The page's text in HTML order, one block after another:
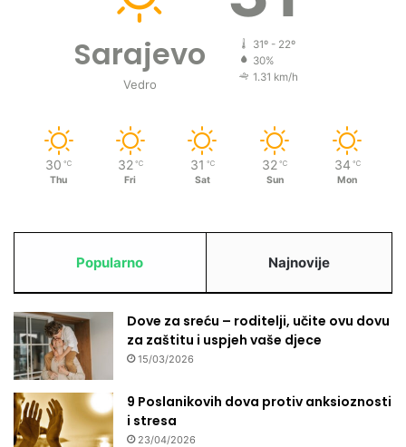
Sarajevo
Vedro
31º - 22º
30%
1.31 km/h
30 ℃
Thu
32 ℃
Fri
31 ℃
Sat
32 ℃
Sun
34 ℃
Mon
Popularno Najnovije
Dove za sreću – roditelji, učite ovu dovu
za zaštitu i uspjeh vaše djece
15/03/2026
9 Poslanikovih dova protiv anksioznosti
i stresa
23/04/2026